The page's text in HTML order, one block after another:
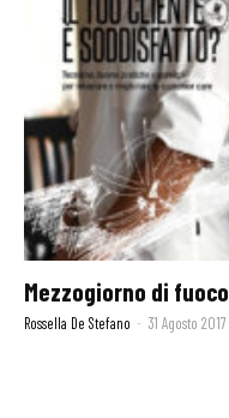
Mezzogiorno di fuoco
Rossella De Stefano - 31 Agosto 2017